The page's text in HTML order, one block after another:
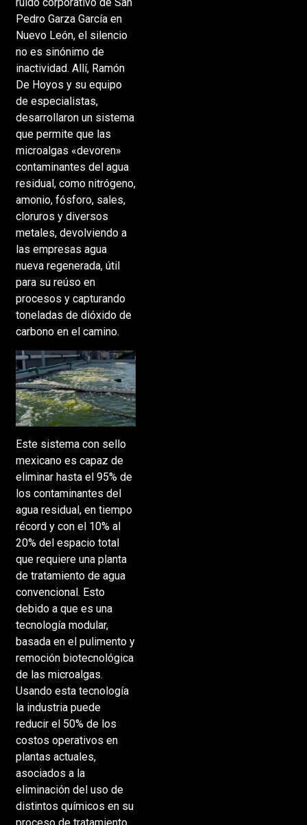
Pedro Garza García en
Nuevo León, el silencio
no es sinónimo de
inactividad. Allí, Ramón
De Hoyos y su equipo
de especialistas,
desarrollaron un sistema
que permite que las
microalgas «devoren»
contaminantes del agua
residual, como nitrógeno,
amonio, fósforo, sales,
cloruros y diversos
metales, devolviendo a
las empresas agua
nueva regenerada, útil
para su reúso en
procesos y capturando
toneladas de dióxido de
carbono en el camino.
Este sistema con sello
mexicano es capaz de
eliminar hasta el 95% de
los contaminantes del
agua residual, en tiempo
récord y con el 10% al
20% del espacio total
que requiere una planta
de tratamiento de agua
convencional. Esto
debido a que es una
tecnología modular,
basada en el pulimento y
remoción biotecnológica
de las microalgas.
Usando esta tecnología
la industria puede
reducir el 50% de los
costos operativos en
plantas actuales,
asociados a la
eliminación del uso de
distintos químicos en su